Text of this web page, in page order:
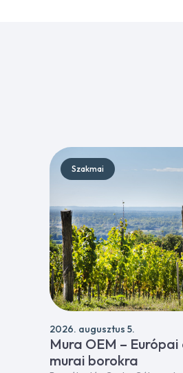
Szakmai
2026. augusztus 5.
Mura OEM –
murai borokra